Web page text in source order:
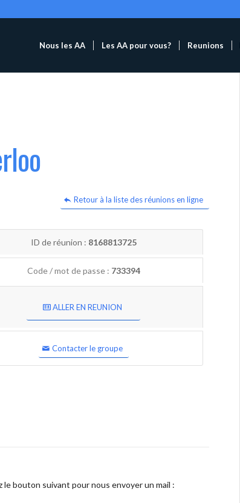
Nous les AA Les AA pour vous? Reunions
Retour à la liste des réunions en ligne
ID de réunion : 8168813725
Code / mot de passe : 733394
ALLER EN REUNION
Contacter le groupe
bouton suivant pour nous envoyer un mail :